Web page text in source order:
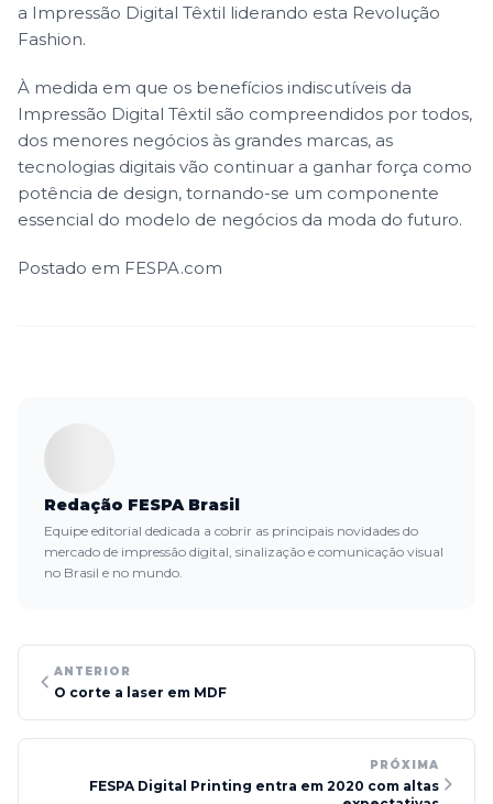
a Impressão Digital Têxtil liderando esta Revolução
Fashion.
À medida em que os benefícios indiscutíveis da
Impressão Digital Têxtil são compreendidos por todos,
dos menores negócios às grandes marcas, as
tecnologias digitais vão continuar a ganhar força como
potência de design, tornando-se um componente
essencial do modelo de negócios da moda do futuro.
Postado em FESPA.com
Redação FESPA Brasil
Equipe editorial dedicada a cobrir as principais novidades do
mercado de impressão digital, sinalização e comunicação visual
no Brasil e no mundo.
ANTERIOR
O corte a laser em MDF
PRÓXIMA
FESPA Digital Printing entra em 2020 com altas